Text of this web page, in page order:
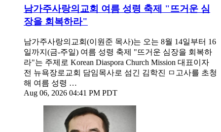
남가주사랑의교회 여름 성령 축제 "뜨거운 심
장을 회복하라"
남가주사랑의교회(이원준 목사)는 오는 8월 14일부터 16
일까지(금-주일) 여름 성령 축제 "뜨거운 심장을 회복하
라"는 주제로 Korean Diaspora Church Mission 대표이자
전 뉴욕장로교회 담임목사로 섬긴 김학진 ㅁ고사를 초청
해 여름 성령 …
Aug 06, 2026 04:41 PM PDT